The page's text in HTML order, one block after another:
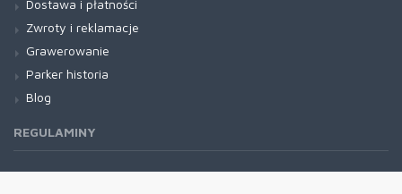
Dostawa i płatności
Zwroty i reklamacje
Grawerowanie
Parker historia
Blog
REGULAMINY